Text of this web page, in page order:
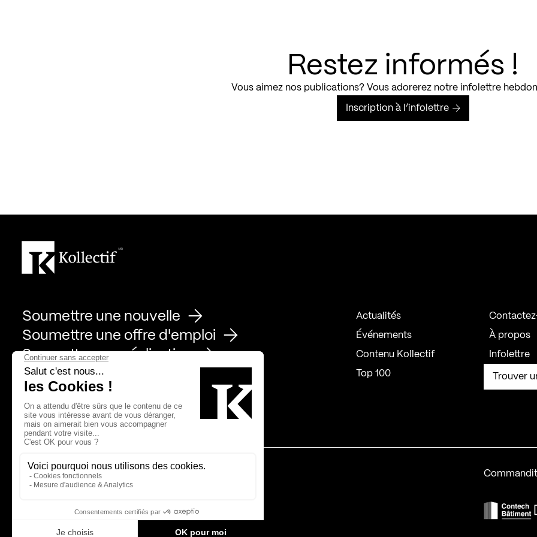
Restez informés !
Vous aimez nos publications? Vous adorerez notre infolettre
Inscription à l’infolettre
Soumettre une nouvelle
Soumettre une offre d'emploi
Soumettre une réalisation
Actualités
Événements
Contenu Kollectif
Top 100
À propos
Infolettre
Trouver
Page Facebook de Kollectif
Page Instagram de Kollectif
Page Linkedin de Kollectif
Partenaires
Bâtiment-Durable-Québec-1
Esquisses-1 MP-1